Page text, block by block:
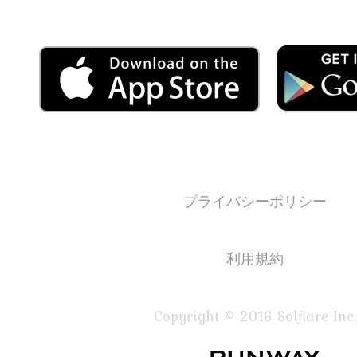
プライバシーポリシー
利用規約
Copyright © 2016 Solflare Inc.